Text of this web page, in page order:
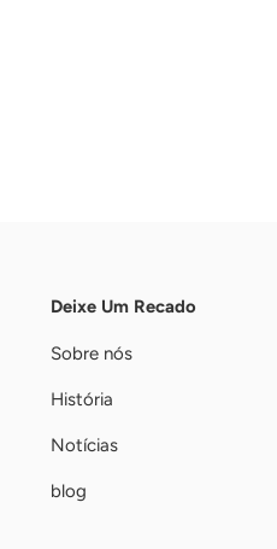
Deixe Um Recado
Sobre nós
História
Notícias
blog